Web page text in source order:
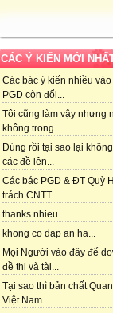
CÁC Ý KIẾN MỚI
Các bác ý kiến nhiều vào
PGD còn đổi...
Tôi cũng làm vậy nhưng
không trong . ...
Dúng rồi tại sao lại
các đề lên...
Các bác PGD & ĐT Quỳ
trách CNTT...
thanks nhieu ...
khong co dap an ha...
Mọi Người vào đây để
đề thi và tài...
Tại sao thì bản chất
Việt Nam...